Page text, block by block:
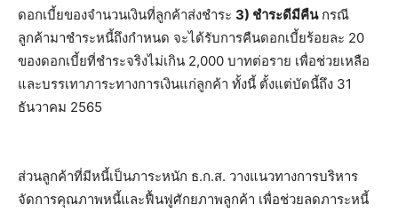
ดอกเบี้ยของจำนวนเงินที่ลูกค้าส่งชำระ 3) ชำระดีมีคืนกรณี
ลูกค้ามาชำระหนี้ถึงกำหนด จะได้รับการคืนดอกเบี้ยร้อยละ 20
ของดอกเบี้ยที่ชำระจริงไม่เกิน 2,000 บาทต่อราย เพื่อช่วยเหลือ
และบรรเทาภาระทางการเงินแก่ลูกค้า ทั้งนี้ ตั้งแต่บัดนี้ถึง 31
ธันวาคม 2565
ส่วนลูกค้าที่มีหนี้เป็นภาระหนัก ธ.ก.ส. วางแนวทางการบริหาร
จัดการคุณภาพหนี้และฟื้นฟูศักยภาพลูกค้า เพื่อช่วยลดภาระหนี้